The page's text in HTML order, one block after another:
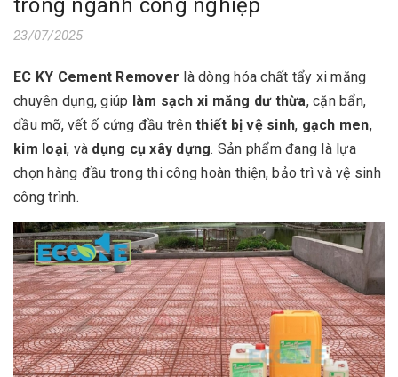
trong ngành công nghiệp
23/07/2025
EC KY Cement Remover là dòng hóa chất tẩy xi măng
chuyên dụng, giúp làm sạch xi măng dư thừa, cặn bẩn,
dầu mỡ, vết ố cứng đầu trên thiết bị vệ sinh, gạch men,
kim loại, và dụng cụ xây dựng. Sản phẩm đang là lựa
chọn hàng đầu trong thi công hoàn thiện, bảo trì và vệ sinh
công trình.